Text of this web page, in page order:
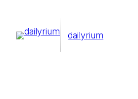
dailyrium